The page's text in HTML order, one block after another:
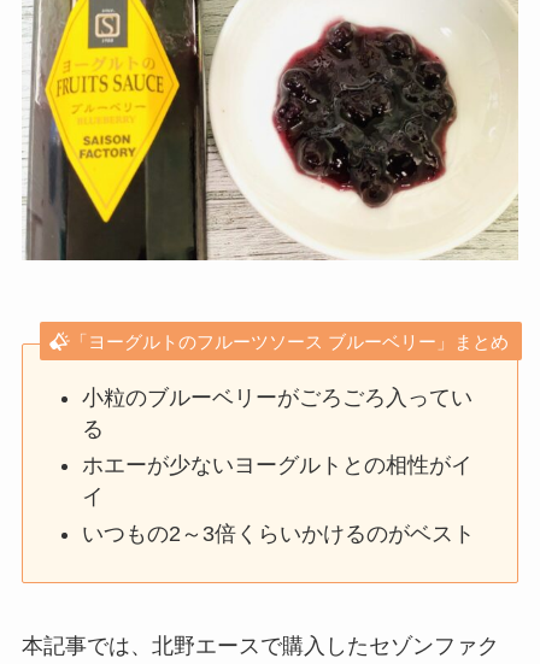
「ヨーグルトのフルーツソース ブルーベリー」まとめ
小粒のブルーベリーがごろごろ入ってい
る
ホエーが少ないヨーグルトとの相性がイ
イ
いつもの2～3倍くらいかけるのがベスト
本記事では、北野エースで購入したセゾンファク